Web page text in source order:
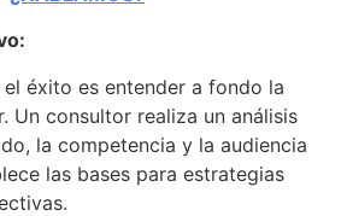
éxito es entender a fondo la
Un consultor realiza un análisis
la competencia y la audiencia
las bases para estrategias